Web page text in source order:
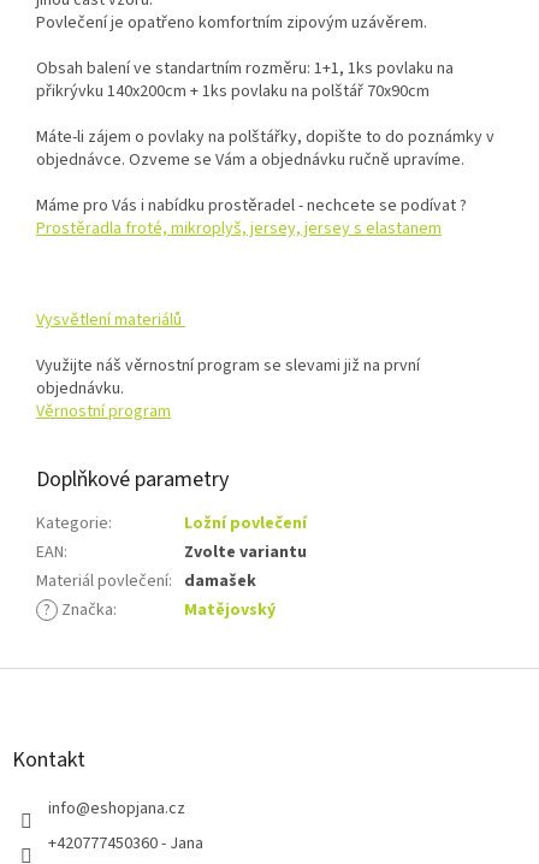
Povlečení je opatřeno komfortním zipovým uzávěrem.
Obsah balení ve standartním rozměru: 1+1, 1ks povlaku na
přikrývku 140x200cm + 1ks povlaku na polštář 70x90cm
Máte-li zájem o povlaky na polštářky, dopište to do poznámky v
objednávce. Ozveme se Vám a objednávku ručně upravíme.
Máme pro Vás i nabídku prostěradel - nechcete se podívat ?
Prostěradla froté, mikroplyš, jersey, jersey s elastanem
Vysvětlení materiálů
Využijte náš věrnostní program se slevami již na první
objednávku.
Věrnostní program
Doplňkové parametry
Kategorie:
Ložní povlečení
EAN:
Zvolte variantu
Materiál povlečení: damašek
? Značka: Matějovský
Z
Kontakt
info@eshopjana.cz
+420777450360 - Jana